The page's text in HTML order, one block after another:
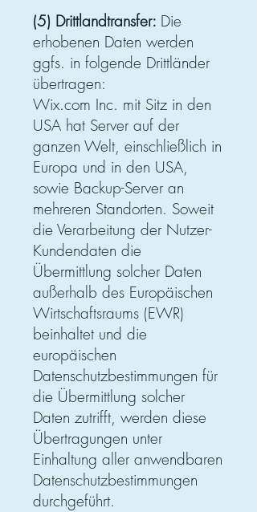
(5) Drittlandtransfer: Die
erhobenen Daten werden
ggfs. in folgende Drittländer
übertragen:
Wix.com Inc. mit Sitz in den
USA hat Server auf der
ganzen Welt, einschließlich in
Europa und in den USA,
sowie Backup-Server an
mehreren Standorten. Soweit
die Verarbeitung der Nutzer-
Kundendaten die
Übermittlung solcher Daten
außerhalb des Europäischen
Wirtschaftsraums (EWR)
beinhaltet und die
europäischen
Datenschutzbestimmungen für
die Übermittlung solcher
Daten zutrifft, werden diese
Übertragungen unter
Einhaltung aller anwendbaren
Datenschutzbestimmungen
durchgeführt.